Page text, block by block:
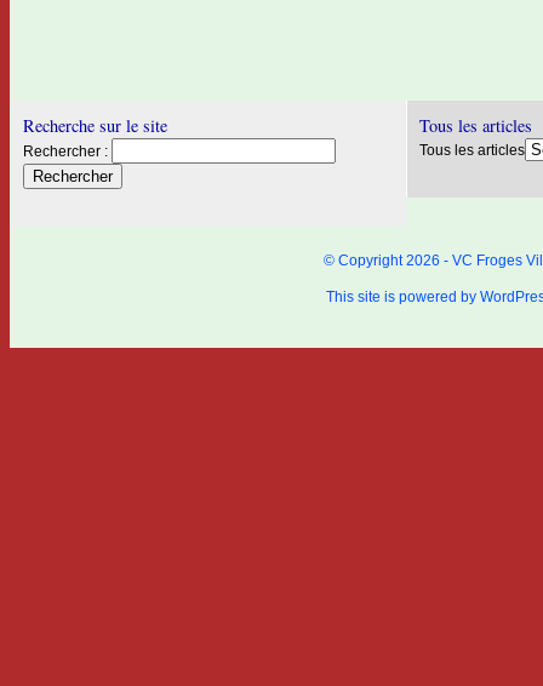
Recherche sur le site
Rechercher :
Tous les articles
Tous les articles
© Copyright 2026 - VC Froges
This site is powered by